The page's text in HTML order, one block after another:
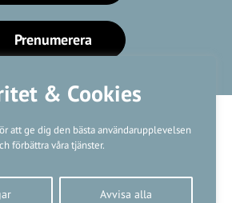
& Cookies
att ge dig den bästa användarupplevelsen
förbättra våra tjänster.
Avvisa alla
Prenumerera